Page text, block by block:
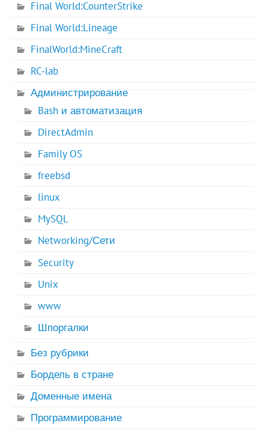
Final World:CounterStrike
Final World:Lineage
FinalWorld:MineCraft
RC-lab
Администрирование
Bash и автоматизация
DirectAdmin
Family OS
freebsd
linux
MySQL
Networking/Сети
Security
Unix
www
Шпоргалки
Без рубрики
Бордель в стране
Доменные имена
Программирование